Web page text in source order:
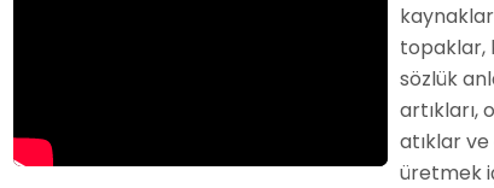
topaklar,
sözlük
artıkları,
atıklar
üretmek